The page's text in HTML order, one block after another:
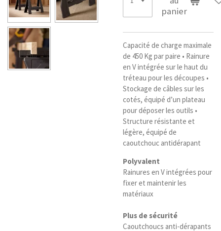
panier
Capacité de charge maximale
de 450 Kg par paire • Rainure
en V intégrée sur le haut du
tréteau pour les découpes •
Stockage de câbles sur les
cotés, équipé d’un plateau
pour déposer les outils •
Structure résistante et
légère, équipé de
caoutchouc antidérapant
Polyvalent
Rainures en V intégrées pour
fixer et maintenir les
matériaux
Plus de sécurité
Caoutchoucs anti-dérapants